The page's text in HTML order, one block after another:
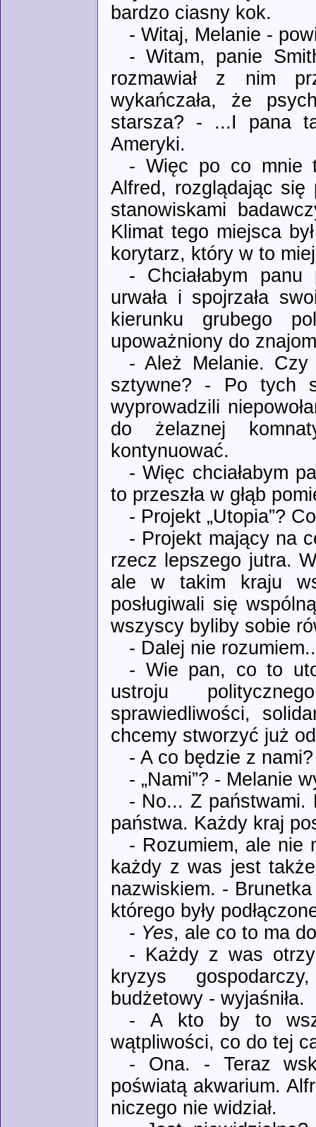
bardzo ciasny kok.
- Witaj, Melanie -
- Witam, panie
rozmawiał z nim
wykańczała, że
starsza? - ...I pana
Ameryki.
- Więc po co mnie
Alfred, rozglądając
stanowiskami
Klimat tego miejsca
korytarz, który w to
- Chciałabym
urwała i spojrzała
kierunku grubego
upoważniony do
- Ależ Melanie.
sztywne? - Po tych
wyprowadzili
do żelaznej
kontynuować.
- Więc chciałabym
to przeszła w głąb
- Projekt „Utopia”?
- Projekt mający na
rzecz lepszego jutra.
ale w takim kraju
posługiwali się
wszyscy byliby sobie
- Dalej nie
- Wie pan, co to
ustroju
sprawiedliwości,
chcemy stworzyć już
- A co będzie z
- „Nami”? - Melanie
- No... Z państwami.
państwa. Każdy kraj
- Rozumiem, ale nie
każdy z was jest
nazwiskiem. -
którego były
- Yes, ale co to ma
- Każdy z was
kryzys
budżetowy - wyjaśniła.
- A kto by to
wątpliwości, co do tej
- Ona. - Teraz
poświatą akwarium.
niczego nie widział.